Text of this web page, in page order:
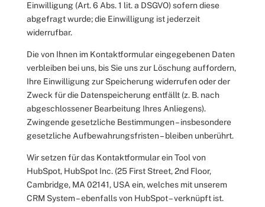
Einwilligung (Art. 6 Abs. 1 lit. a DSGVO) sofern diese
abgefragt wurde; die Einwilligung ist jederzeit
widerrufbar.
Die von Ihnen im Kontaktformular eingegebenen Daten
verbleiben bei uns, bis Sie uns zur Löschung auffordern,
Ihre Einwilligung zur Speicherung widerrufen oder der
Zweck für die Datenspeicherung entfällt (z. B. nach
abgeschlossener Bearbeitung Ihres Anliegens).
Zwingende gesetzliche Bestimmungen – insbesondere
gesetzliche Aufbewahrungsfristen – bleiben unberührt.
Wir setzen für das Kontaktformular ein Tool von
HubSpot, HubSpot Inc. (25 First Street, 2nd Floor,
Cambridge, MA 02141, USA ein, welches mit unserem
CRM System– ebenfalls von HubSpot – verknüpft ist.